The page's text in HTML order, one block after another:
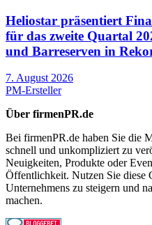
Heliostar präsentiert
für das zweite Quartal
und Barreserven in
7. August 2026
PM-Ersteller
Über firmenPR.de
Bei firmenPR.de haben Sie die
schnell und unkompliziert zu
Neuigkeiten, Produkte oder
Öffentlichkeit. Nutzen Sie diese
Unternehmens zu steigern und
machen.